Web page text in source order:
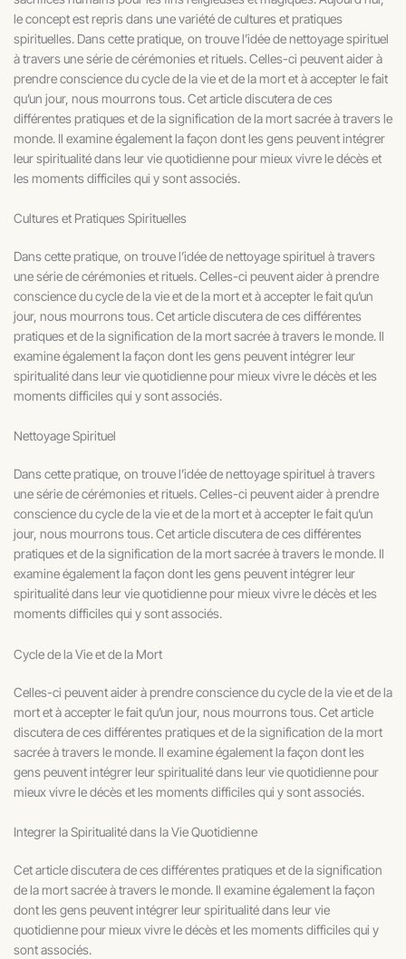
le concept est repris dans une variété de cultures et pratiques
spirituelles. Dans cette pratique, on trouve l’idée de nettoyage spirituel
à travers une série de cérémonies et rituels. Celles-ci peuvent aider à
prendre conscience du cycle de la vie et de la mort et à accepter le fait
qu’un jour, nous mourrons tous. Cet article discutera de ces
différentes pratiques et de la signification de la mort sacrée à travers le
monde. Il examine également la façon dont les gens peuvent intégrer
leur spiritualité dans leur vie quotidienne pour mieux vivre le décès et
les moments difficiles qui y sont associés.
Cultures et Pratiques Spirituelles
Dans cette pratique, on trouve l’idée de nettoyage spirituel à travers
une série de cérémonies et rituels. Celles-ci peuvent aider à prendre
conscience du cycle de la vie et de la mort et à accepter le fait qu’un
jour, nous mourrons tous. Cet article discutera de ces différentes
pratiques et de la signification de la mort sacrée à travers le monde. Il
examine également la façon dont les gens peuvent intégrer leur
spiritualité dans leur vie quotidienne pour mieux vivre le décès et les
moments difficiles qui y sont associés.
Nettoyage Spirituel
Dans cette pratique, on trouve l’idée de nettoyage spirituel à travers
une série de cérémonies et rituels. Celles-ci peuvent aider à prendre
conscience du cycle de la vie et de la mort et à accepter le fait qu’un
jour, nous mourrons tous. Cet article discutera de ces différentes
pratiques et de la signification de la mort sacrée à travers le monde. Il
examine également la façon dont les gens peuvent intégrer leur
spiritualité dans leur vie quotidienne pour mieux vivre le décès et les
moments difficiles qui y sont associés.
Cycle de la Vie et de la Mort
Celles-ci peuvent aider à prendre conscience du cycle de la vie et de la
mort et à accepter le fait qu’un jour, nous mourrons tous. Cet article
discutera de ces différentes pratiques et de la signification de la mort
sacrée à travers le monde. Il examine également la façon dont les
gens peuvent intégrer leur spiritualité dans leur vie quotidienne pour
mieux vivre le décès et les moments difficiles qui y sont associés.
Integrer la Spiritualité dans la Vie Quotidienne
Cet article discutera de ces différentes pratiques et de la signification
de la mort sacrée à travers le monde. Il examine également la façon
dont les gens peuvent intégrer leur spiritualité dans leur vie
quotidienne pour mieux vivre le décès et les moments difficiles qui y
sont associés.